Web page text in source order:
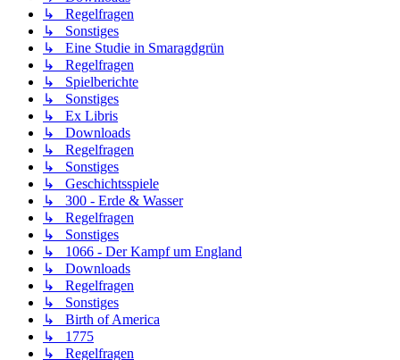
↳ Regelfragen
↳ Sonstiges
↳ Eine Studie in Smaragdgrün
↳ Regelfragen
↳ Spielberichte
↳ Sonstiges
↳ Ex Libris
↳ Downloads
↳ Regelfragen
↳ Sonstiges
↳ Geschichtsspiele
↳ 300 - Erde & Wasser
↳ Regelfragen
↳ Sonstiges
↳ 1066 - Der Kampf um England
↳ Downloads
↳ Regelfragen
↳ Sonstiges
↳ Birth of America
↳ 1775
↳ Regelfragen